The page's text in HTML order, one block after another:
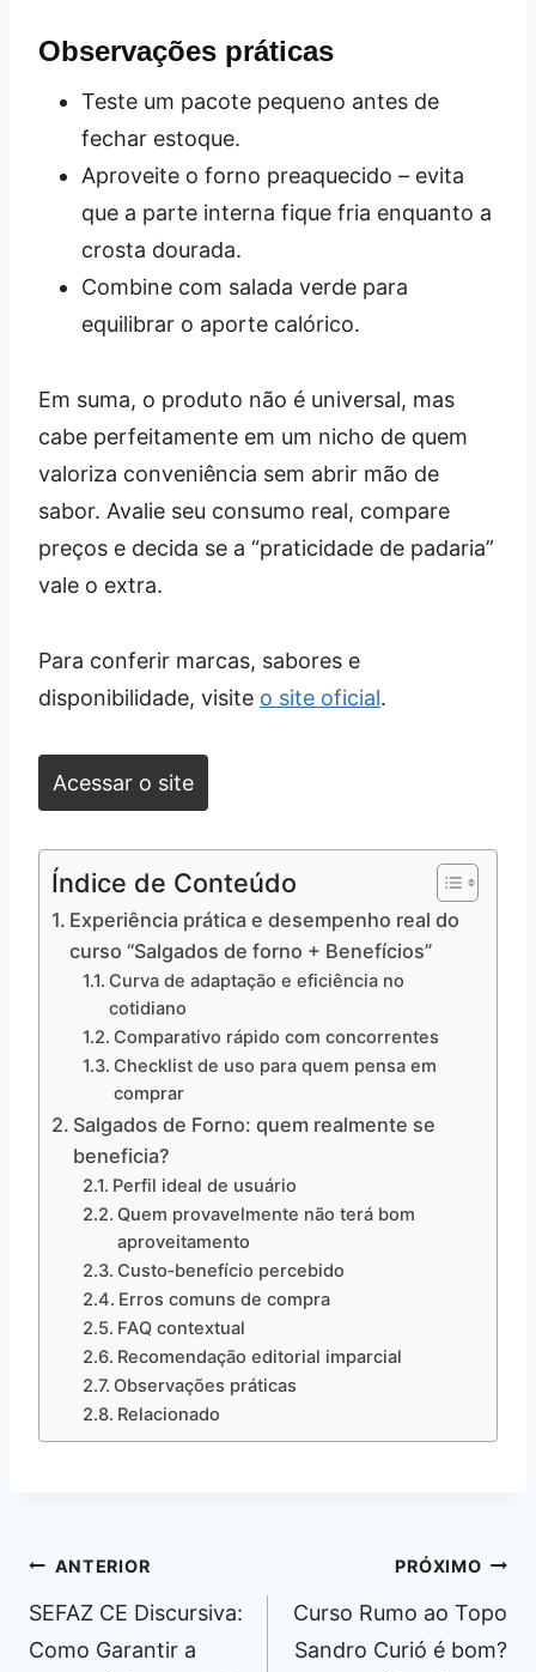
Observações práticas
Teste um pacote pequeno antes de
fechar estoque.
Aproveite o forno preaquecido – evita
que a parte interna fique fria enquanto a
crosta dourada.
Combine com salada verde para
equilibrar o aporte calórico.
Em suma, o produto não é universal, mas
cabe perfeitamente em um nicho de quem
valoriza conveniência sem abrir mão de
sabor. Avalie seu consumo real, compare
preços e decida se a “praticidade de padaria”
vale o extra.
Para conferir marcas, sabores e
disponibilidade, visite o site oficial.
Acessar o site
Índice de Conteúdo
Experiência prática e desempenho real do
curso “Salgados de forno + Benefícios”
Curva de adaptação e eficiência no
cotidiano
Comparativo rápido com concorrentes
Checklist de uso para quem pensa em
comprar
Salgados de Forno: quem realmente se
beneficia?
Perfil ideal de usuário
Quem provavelmente não terá bom
aproveitamento
Custo‑benefício percebido
Erros comuns de compra
FAQ contextual
Recomendação editorial imparcial
Observações práticas
Relacionado
Navegação
de
Post
ANTERIOR
SEFAZ CE Discursiva:
Como Garantir a
PRÓXIMO
Curso Rumo ao Topo
Sandro Curió é bom?